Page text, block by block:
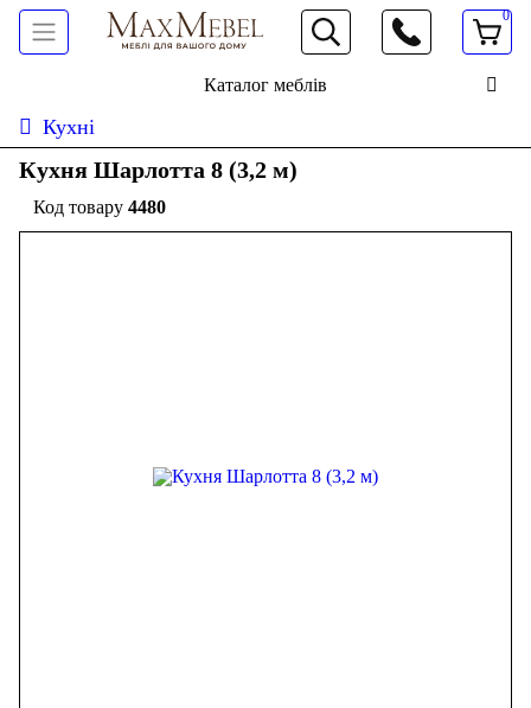
066 472 19 61
0
Каталог меблів
Кухні
Кухня Шарлотта 8 (3,2 м)
4480